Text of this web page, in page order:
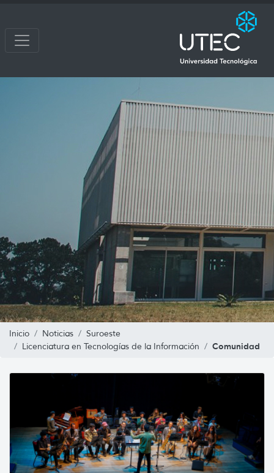
Inicio Noticias
Suroeste
Licenciatura en Tecnologías de la Información
Comunidad